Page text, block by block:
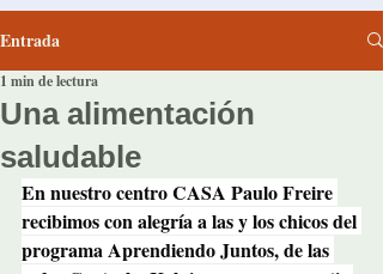
Entrada
Una alimentación
saludable
1 min de lectura
En nuestro centro CASA Paulo Freire
recibimos con alegría a las y los chicos del
programa Aprendiendo Juntos, de las